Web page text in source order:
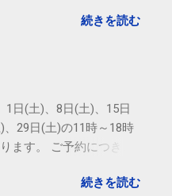
ありますので、ご予約、
SMS（ショートメッセ
続きを読む
1日(土)、8日(土)、15日
、29日(土)の11時～18時
ます。 ご予約につきま
られないことがあります
続きを読む